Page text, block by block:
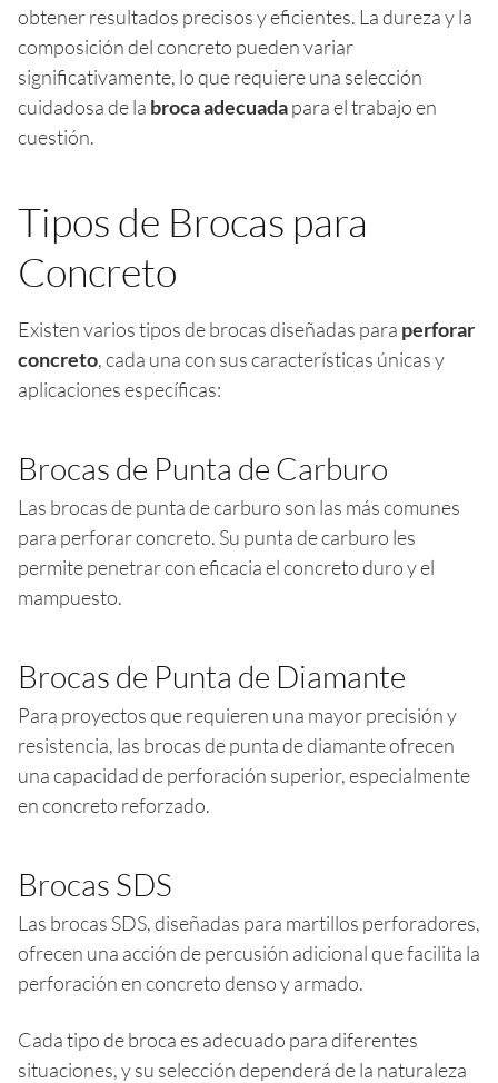
obtener resultados precisos y eficientes. La dureza y la
composición del concreto pueden variar
significativamente, lo que requiere una selección
cuidadosa de la broca adecuadapara el trabajo en
cuestión.
Tipos de Brocas para
Concreto
Existen varios tipos de brocas diseñadas para perforar
concreto, cada una con sus características únicas y
aplicaciones específicas:
Brocas de Punta de Carburo
Las brocas de punta de carburo son las más comunes
para perforar concreto. Su punta de carburo les
permite penetrar con eficacia el concreto duro y el
mampuesto.
Brocas de Punta de Diamante
Para proyectos que requieren una mayor precisión y
resistencia, las brocas de punta de diamante ofrecen
una capacidad de perforación superior, especialmente
en concreto reforzado.
Brocas SDS
Las brocas SDS, diseñadas para martillos perforadores,
ofrecen una acción de percusión adicional que facilita la
perforación en concreto denso y armado.
Cada tipo de broca es adecuado para diferentes
situaciones, y su selección dependerá de la naturaleza